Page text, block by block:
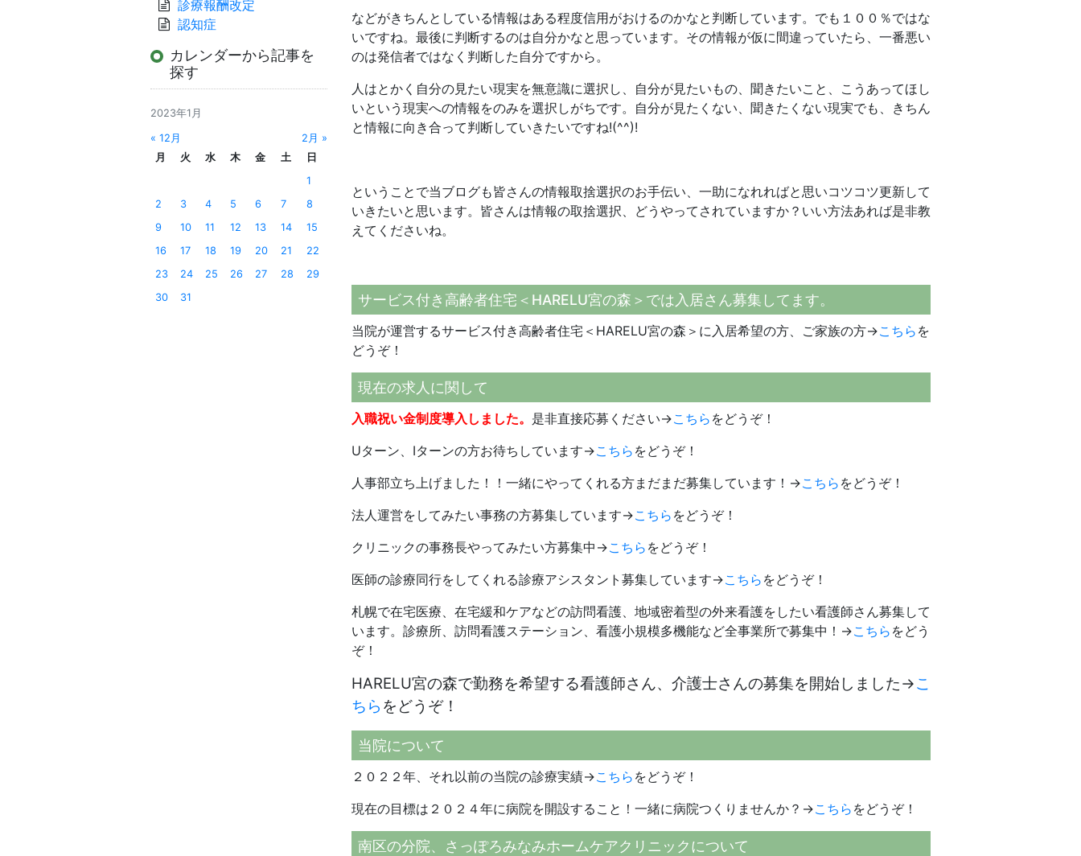
などがきちんとしている情報はある程度信用がおけるのかなと判断しています。でも１００％ではな
いですね。最後に判断するのは自分かなと思っています。その情報が仮に間違っていたら、一番悪い
のは発信者ではなく判断した自分ですから。
人はとかく自分の見たい現実を無意識に選択し、自分が見たいもの、聞きたいこと、こうあってほし
いという現実への情報をのみを選択しがちです。自分が見たくない、聞きたくない現実でも、きちん
と情報に向き合って判断していきたいですね!(^^)!
ということで当ブログも皆さんの情報取捨選択のお手伝い、一助になれればと思いコツコツ更新して
いきたいと思います。皆さんは情報の取捨選択、どうやってされていますか？いい方法あれば是非教
えてくださいね。
サービス付き高齢者住宅＜HARELU宮の森＞では入居さん募集してます。
当院が運営するサービス付き高齢者住宅＜HARELU宮の森＞に入居希望の方、ご家族の方→こちら を
どうぞ！
現在の求人に関して
入職祝い金制度導入しました。 是非直接応募ください→こちら をどうぞ！
Uターン、Iターンの方お待ちしています→こちら をどうぞ！
人事部立ち上げました！！一緒にやってくれる方まだまだ募集しています！→こちら をどうぞ！
法人運営をしてみたい事務の方募集しています→こちら をどうぞ！
クリニックの事務長やってみたい方募集中→こちら をどうぞ！
医師の診療同行をしてくれる診療アシスタント募集しています→こちら をどうぞ！
札幌で在宅医療、在宅緩和ケアなどの訪問看護、地域密着型の外来看護をしたい看護師さん募集して
います。診療所、訪問看護ステーション、看護小規模多機能など全事業所で募集中！→こちら をどう
ぞ！
HARELU宮の森で勤務を希望する看護師さん、介護士さんの募集を開始しました→こ
ちら をどうぞ！
当院について
２０２２年、それ以前の当院の診療実績→こちら をどうぞ！
現在の目標は２０２４年に病院を開設すること！一緒に病院つくりませんか？→こちら をどうぞ！
南区の分院、さっぽろみなみホームケアクリニックについて
診療報酬改定
認知症
カレンダーから記事を
探す
2023年1月
« 12月
2月 »
月
火 水 木 金 土
日
1
2
3 4 5 6 7
8
9
10 11 12 13 14
15
16
17 18 19 20 21
22
23
24 25 26 27 28
29
30
31